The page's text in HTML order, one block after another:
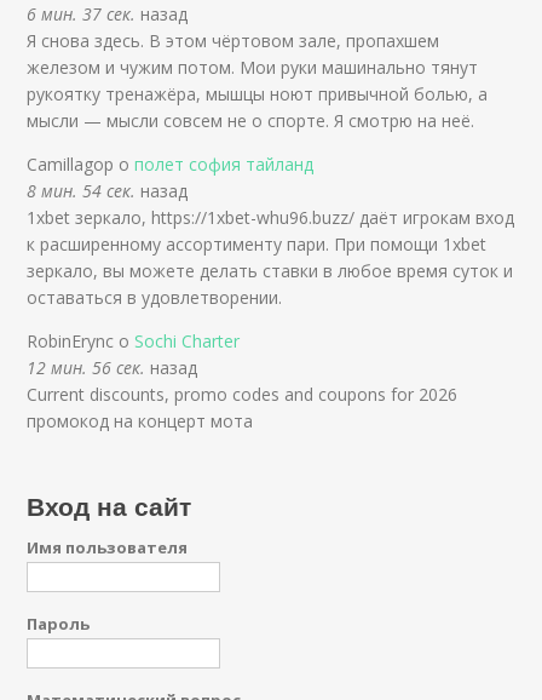
6 мин. 37 сек. назад
Я снова здесь. В этом чёртовом зале, пропахшем
железом и чужим потом. Мои руки машинально тянут
рукоятку тренажёра, мышцы ноют привычной болью, а
мысли — мысли совсем не о спорте. Я смотрю на неё.
Camillagop ополет софия тайланд
8 мин. 54 сек. назад
1xbet зеркало, https://1xbet-whu96.buzz/ даёт игрокам вход
к расширенному ассортименту пари. При помощи 1xbet
зеркало, вы можете делать ставки в любое время суток и
оставаться в удовлетворении.
RobinErync о Sochi Charter
12 мин. 56 сек. назад
Current discounts, promo codes and coupons for 2026
промокод на концерт мота
Вход на сайт
Имя пользователя
Пароль